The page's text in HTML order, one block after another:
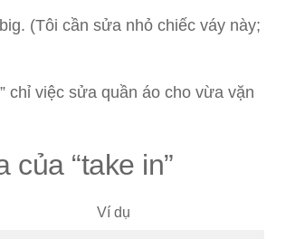
(Tôi cần sửa nhỏ chiếc váy này;
chỉ việc sửa quần áo cho vừa vặn
của “take in”
Ví dụ